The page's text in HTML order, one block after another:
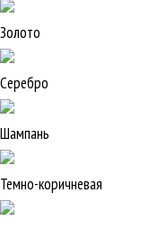
Золото
Серебро
Шампань
Темно-коричневая